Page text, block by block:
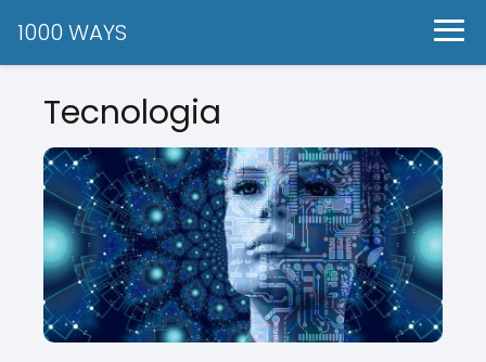
1000 WAYS
Tecnologia